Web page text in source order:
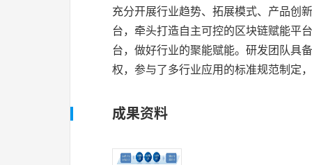
充分开展行业趋势、拓展模式、产品创
台，牵头打造自主可控的区块链赋能平
台，做好行业的聚能赋能。研发团队具
权，参与了多行业应用的标准规范制定
成果资料